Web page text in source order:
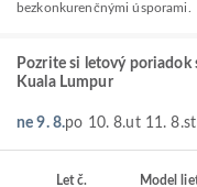
bezkonkurenčnými úsporami.
Pozrite si letový
Kuala Lumpur
ne 9. 8.po 10. 8.ut 11. 8.
Let č. Model